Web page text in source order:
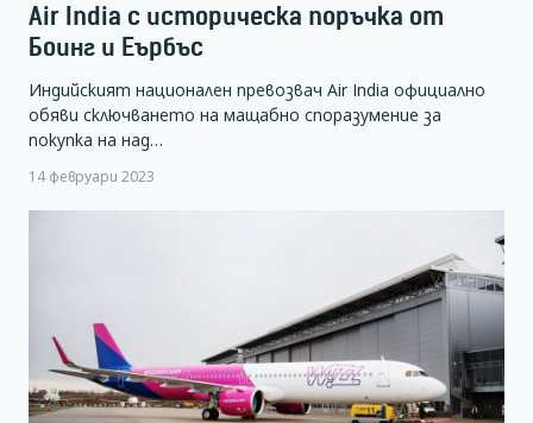
Air India с историческа поръчка от
Боинг и Еърбъс
Индийският национален превозвач Air India официално
обяви сключването на мащабно споразумение за
покупка на над…
14 февруари 2023